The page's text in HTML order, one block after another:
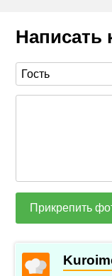
Написать
Прикрепить